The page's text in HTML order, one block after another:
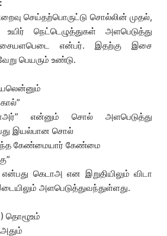
செய்தற்பொருட்டு சொல்லின் முதல்,
நெட்டெழுத்துகள் அளபெடுத்து
என்பர். இதற்கு இசை
பெயரும் உண்டு.
என்னும் சொல் அளபெடுத்து
இயல்பான சொல்
கேண்மையார் கேண்மை
கெடாஅ என இறுதியிலும் விடா
அளபெடுத்துவந்துள்ளது.
தொழூஉம்